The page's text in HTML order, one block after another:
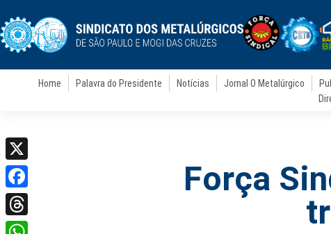
Home Palavra do Presidente Notícias Jornal O Metalúrgico
Força
X
Facebook
Threads